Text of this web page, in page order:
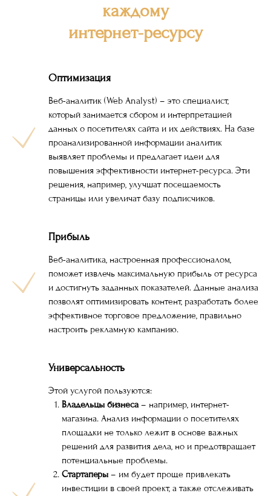
каждому
интернет-ресурсу
Оптимизация
Веб-аналитик (Web Analyst) – это специалист,
который занимается сбором и интерпретацией
данных о посетителях сайта и их действиях. На базе
проанализированной информации аналитик
выявляет проблемы и предлагает идеи для
повышения эффективности интернет-ресурса. Эти
решения, например, улучшат посещаемость
страницы или увеличат базу подписчиков.
Прибыль
Веб-аналитика, настроенная профессионалом,
поможет извлечь максимальную прибыль от ресурса
и достигнуть заданных показателей. Данные анализа
позволят оптимизировать контент, разработать более
эффективное торговое предложение, правильно
настроить рекламную кампанию.
Универсальность
Этой услугой пользуются:
Владельцы бизнеса– например, интернет-
магазина. Анализ информации о посетителях
площадки не только лежит в основе важных
решений для развития дела, но и предотвращает
потенциальные проблемы.
Стартаперы – им будет проще привлекать
инвестиции в своей проект, а также отслеживать